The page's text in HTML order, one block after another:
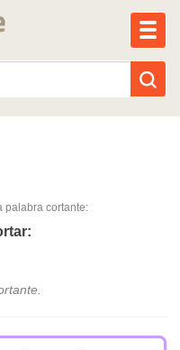
con IA
palabra cortante: